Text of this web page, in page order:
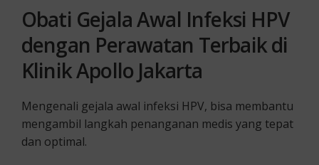
Obati Gejala Awal Infeksi HPV
dengan Perawatan Terbaik di
Klinik Apollo Jakarta
Mengenali gejala awal infeksi HPV, bisa membantu
mengambil langkah penanganan medis yang tepat
dan optimal.